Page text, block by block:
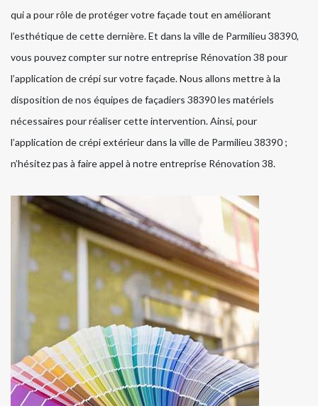
qui a pour rôle de protéger votre façade tout en améliorant
l’esthétique de cette dernière. Et dans la ville de Parmilieu 38390,
vous pouvez compter sur notre entreprise Rénovation 38 pour
l’application de crépi sur votre façade. Nous allons mettre à la
disposition de nos équipes de façadiers 38390 les matériels
nécessaires pour réaliser cette intervention. Ainsi, pour
l’application de crépi extérieur dans la ville de Parmilieu 38390 ;
n’hésitez pas à faire appel à notre entreprise Rénovation 38.